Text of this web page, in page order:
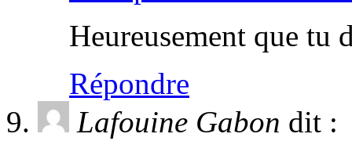
Heureusement que tu
Répondre
Lafouine Gabon dit :